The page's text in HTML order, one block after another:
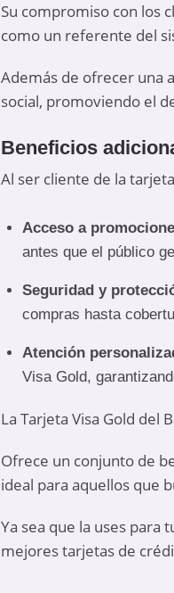
Su compromiso con los
como un referente del
Además de ofrecer una
social, promoviendo el
Beneficios
Al ser cliente de la
Acceso a
antes que el público
Seguridad y
compras hasta
Atención
Visa Gold,
La Tarjeta Visa Gold del
Ofrece un conjunto de
ideal para aquellos que
Ya sea que la uses para
mejores tarjetas de